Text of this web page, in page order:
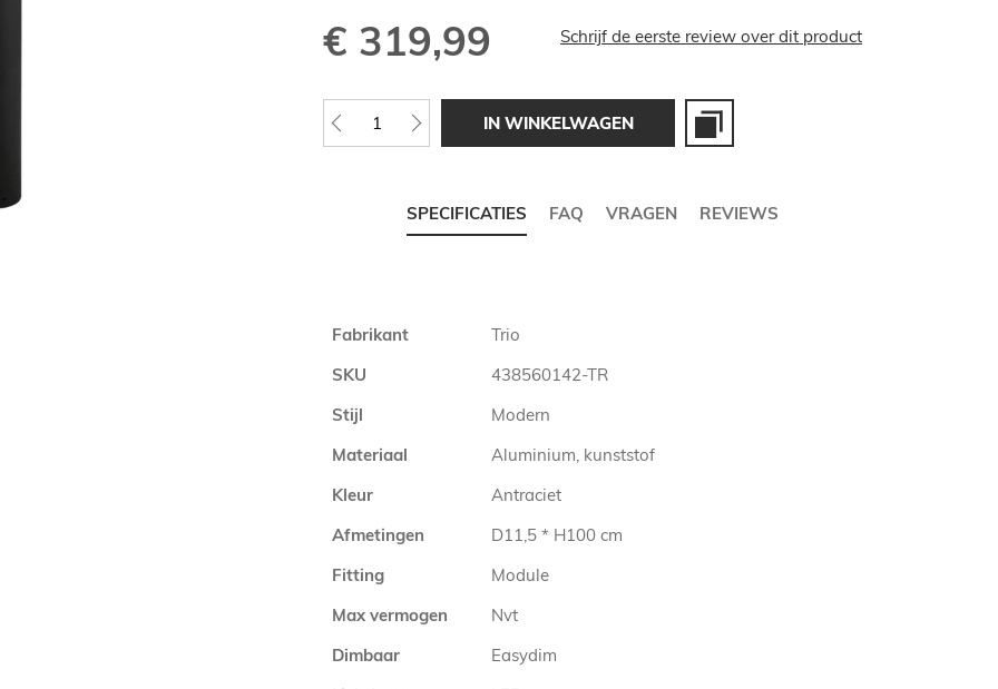
€ 319,99 Schrijf de eerste review over dit product
IN WINKELWAGEN
SPECIFICATIES FAQ VRAGEN REVIEWS
Meer
Fabrikant
Trio
SKU
438560142-TR
Stijl
Modern
Materiaal
Aluminium, kunststof
Kleur
Antraciet
Afmetingen
D11,5 * H100 cm
Fitting
Module
Max vermogen
Nvt
Dimbaar
Easydim